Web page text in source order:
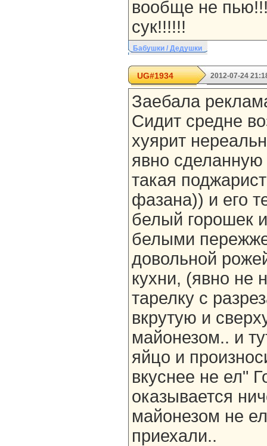
вообще не
сук!!!!!!
Бабушки / Дедушки
UG#1934 2012-07-24
Заебала
Сидит средне
хуярит
явно
такая
фазана)) и его
белый горошек
белыми
довольной
кухни, (явно не
тарелку с
вкрутую и
майонезом.. и
яйцо и
вкуснее не ел"
оказывается
майонезом не
приехали..